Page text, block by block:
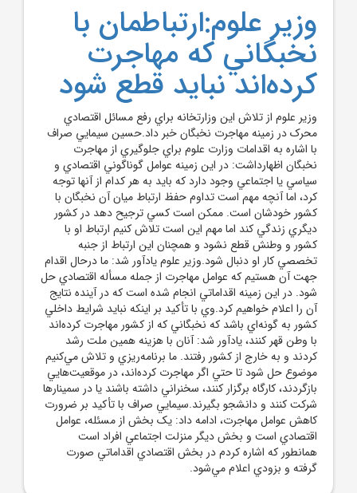
وزير علوم:ارتباطمان با
نخبگاني که مهاجرت
کرده‌اند نبايد قطع شود
وزير علوم از تلاش اين وزارتخانه براي رفع مسائل اقتصادي
محرک در زمينه مهاجرت نخبگان خبر داد.حسين سيمايي صراف
با اشاره به اقدامات وزارت علوم براي جلوگيري از مهاجرت
نخبگان اظهارداشت: در اين زمينه عوامل گوناگوني اقتصادي و
سياسي يا اجتماعي وجود دارد که بايد به هر کدام از آنها توجه
کرد، اما آنچه مهم است تداوم حفظ ارتباط ميان آن نخبگان با
کشور خودشان است. ممکن است کسي ترجيح دهد در کشور
ديگري زندگي کند اما مهم اين است تلاش کنيم ارتباط او با
کشور و وطنش قطع نشود و همچنان اين ارتباط از جنبه
تخصصي کار او دنبال شود.وزير علوم يادآور شد: ما درحال اقدام
جهت آن هستيم که عوامل مهاجرت از جمله مسأله اقتصادي حل
شود. در اين زمينه اقداماتي انجام شده است که در آينده نتايج
آن را اعلام خواهيم کرد.وي با تأکيد بر اينکه نبايد شرايط داخلي
کشور به گونه‌اي باشد که نخبگاني که از کشور مهاجرت کرده‌اند
با وطن قهر کنند، يادآور شد: آنان با هزينه همين ملت رشد
کردند و به خارج از کشور رفتند. ما برنامه‌ريزي و تلاش مي‌کنيم
موضوع حل شود تا حتي اگر مهاجرت کرده‌اند، در موقعيت‌هايي
بازگردند، کارگاه برگزار کنند، سخنراني داشته باشند يا در سمينارها
شرکت کنند و دانشجو بگيرند.سيمايي صراف با تأکيد بر ضرورت
کاهش عوامل مهاجرت، ادامه داد: يک بخش از مسئله، عوامل
اقتصادي است و بخش ديگر منزلت اجتماعي افراد است
همانطور که اشاره کردم در بخش اقتصادي اقداماتي صورت
گرفته و بزودي اعلام مي‌شود.